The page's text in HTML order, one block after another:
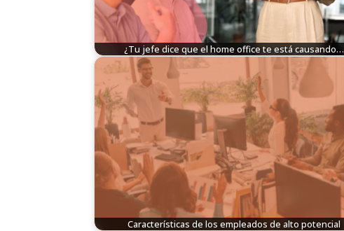
¿Tu jefe dice que el home office te está causando…
Características de los empleados de alto potencial